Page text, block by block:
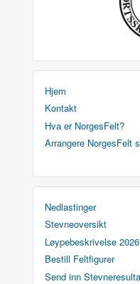
Hjem
Kontakt
Hva er NorgesFelt?
Arrangere NorgesFelt
Nedlastinger
Stevneoversikt
Løypebeskrivelse 2026
Bestill Feltfigurer
Send inn